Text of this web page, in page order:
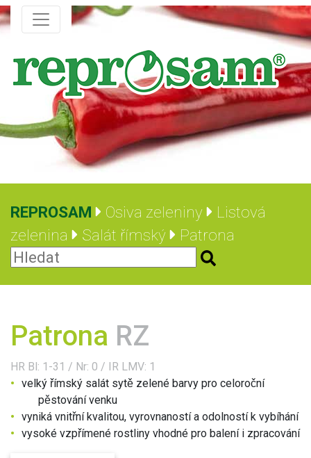
REPROSAM Osiva zeleniny
Listová
zelenina
Salát římský Patrona
Patrona RZ
HR Bl: 1-31 / Nr: 0 / IR LMV: 1
velký římský salát sytě zelené barvy pro celoroční
pěstování venku
vyniká vnitřní kvalitou, vyrovnaností a odolností k vybíhání
vysoké vzpřímené rostliny vhodné pro balení i zpracování